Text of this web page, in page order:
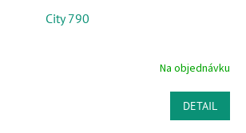
City 790
Na objednávku
DETAIL